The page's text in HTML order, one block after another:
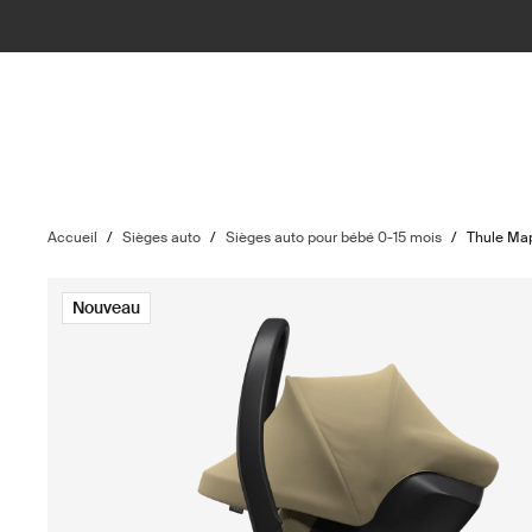
Accueil / Sièges auto / Sièges auto pour bébé 0-15 mois / Thule
Nouveau